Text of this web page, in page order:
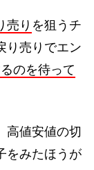
売り を狙うチ
り売りでエン
のを待って
高値安値の切
をみたほうが